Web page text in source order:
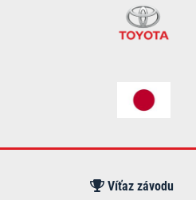
Víťaz závodu